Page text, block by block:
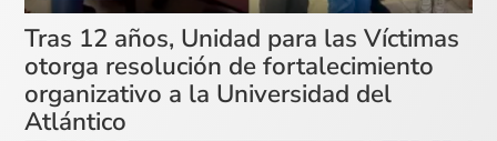
Tras 12 años, Unidad para las Víctimas
otorga resolución de fortalecimiento
organizativo a la Universidad del
Atlántico